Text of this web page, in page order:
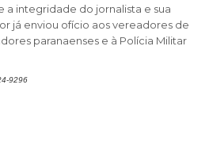
a integridade do jornalista e sua
já enviou ofício aos vereadores de
paranaenses e à Polícia Militar
9296